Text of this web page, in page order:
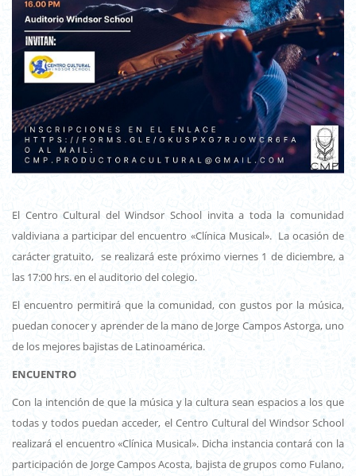
El Centro Cultural del Windsor School invita a toda la comunidad
valdiviana a participar del encuentro «Clínica Musical». La ocasión de
carácter gratuito, se realizará este próximo viernes 1 de diciembre, a
las 17:00 hrs. en el auditorio del colegio.
El encuentro permitirá que la comunidad, con gustos por la música,
puedan conocer y aprender de la mano de Jorge Campos Astorga, uno
de los mejores bajistas de Latinoamérica.
ENCUENTRO
Con la intención de que la música y la cultura sean espacios a los que
todas y todos puedan acceder, el Centro Cultural del Windsor School
realizará el encuentro «Clínica Musical». Dicha instancia contará con la
participación de Jorge Campos Acosta, bajista de grupos como Fulano,